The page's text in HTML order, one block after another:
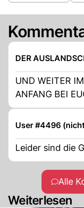
DER
UND WEITER IM TEXT ! DAS
User #4496
Leider sind die
Alle
Weiterlesen